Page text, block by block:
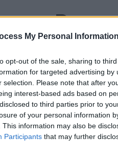
My Personal Information
opt-out of the sale, sharing to
for targeted advertising
selection. Please note that after
interest-based ads based on
to third parties prior to
of your personal information
This information may also be
Participants that may further